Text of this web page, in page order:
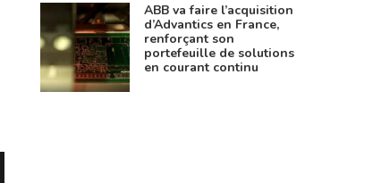
ABB va faire l’acquisition
d’Advantics en France,
renforçant son
portefeuille de solutions
en courant continu